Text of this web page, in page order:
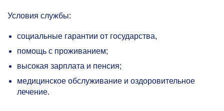
Условия службы:
социальные гарантии от государства,
помощь с проживанием;
высокая зарплата и пенсия;
медицинское обслуживание и оздоровительное
лечение.